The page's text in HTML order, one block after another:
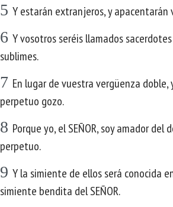
5 Y estarán extranjeros, y apacentarán
6 Y vosotros seréis llamados
sublimes.
7 En lugar de vuestra vergüenza
perpetuo gozo.
8 Porque yo, el SEÑOR, soy amador
perpetuo.
9 Y la simiente de ellos será conocida
simiente bendita del SEÑOR.